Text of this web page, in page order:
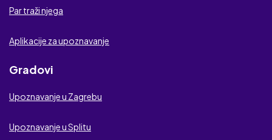
Par traži njega
Aplikacije za upoznavanje
Gradovi
Upoznavanje u Zagrebu
Upoznavanje u Splitu